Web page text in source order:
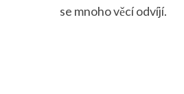
se mnoho věcí odvíjí.